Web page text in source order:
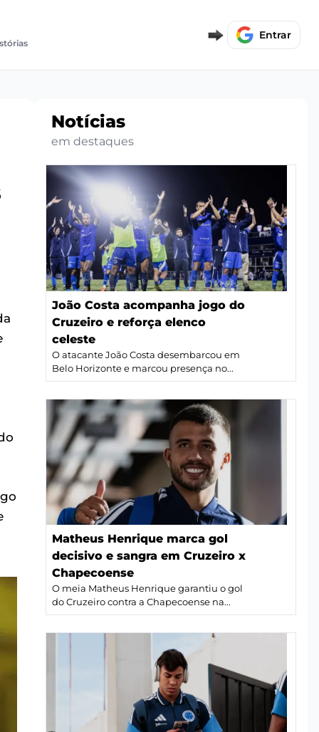
Entrar
Notícias
em destaques
João Costa acompanha jogo do
Cruzeiro e reforça elenco
celeste
O atacante João Costa desembarcou em
Belo Horizonte e marcou presença no...
Matheus Henrique marca gol
decisivo e sangra em Cruzeiro x
Chapecoense
O meia Matheus Henrique garantiu o gol
do Cruzeiro contra a Chapecoense na...